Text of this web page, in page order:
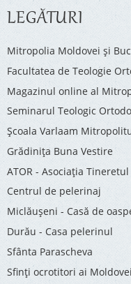
LEGĂTURI
Mitropolia Moldovei și
Facultatea de Teologie
Magazinul online al
Seminarul Teologic
Şcoala Varlaam
Grădinița Buna Vestire
ATOR - Asociaţia
Centrul de pelerinaj
Miclăușeni - Casă de
Durău - Casa pelerinul
Sfânta Parascheva
Sfinți ocrotitori ai Moldovei